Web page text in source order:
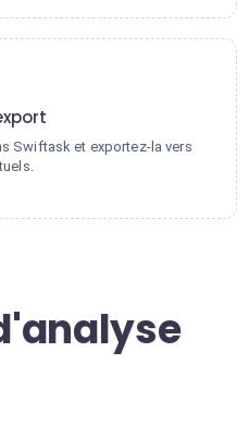
Swiftask et exportez-la vers